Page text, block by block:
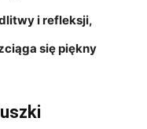
i refleksji,
się piękny